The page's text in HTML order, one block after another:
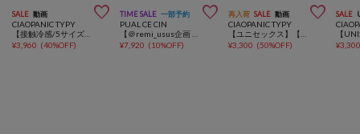
SALE 動画 
CIAOPANIC TYPY
¥3,960 (40%OFF)
TIME SALE 一部予約 
PUAL CE CIN
¥7,920 (10%OFF)
再入荷 SALE 動画 
CIAOPANIC TYPY
¥3,300 (50%OFF)
SALE
¥